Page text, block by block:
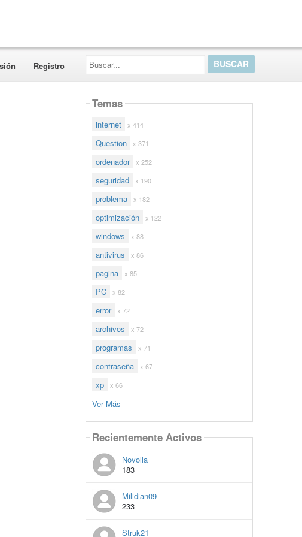
Registro
Buscar...
Temas
internet x 414
Question x 371
ordenador x 252
seguridad x 190
problema x 182
optimización x 122
windows x 88
antivirus x 86
pagina x 85
PC x 82
error x 72
archivos x 72
programas x 71
contraseña x 67
xp x 66
Ver Más
Recientemente Activos
Novolla
183
Milidian09
233
Struk21